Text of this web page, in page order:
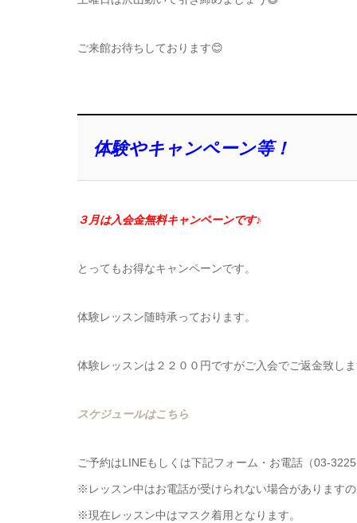
ご来館お待ちしております😊
体験やキャンペーン等！
３月は入会金無料キャンペーンです♪
とってもお得なキャンペーンです。
体験レッスン随時承っております。
体験レッスンは２２００円ですがご入会でご返金致しま
スケジュールはこちら
ご予約はLINEもしくは下記フォーム・お電話（03-
※レッスン中はお電話が受けられない場合があります
※現在レッスン中はマスク着用となります。